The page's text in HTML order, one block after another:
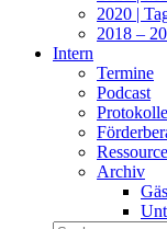
2020 |
2018 –
Intern
Termine
Podcast
Protokolle
Archiv